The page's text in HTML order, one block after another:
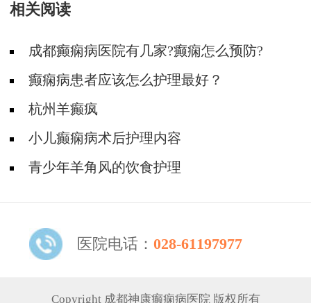
相关阅读
成都癫痫病医院有几家?癫痫怎么预防?
癫痫病患者应该怎么护理最好？
杭州羊癫疯
小儿癫痫病术后护理内容
青少年羊角风的饮食护理
医院电话： 028-61197977
Copyright 成都神康癫痫病医院 版权所有